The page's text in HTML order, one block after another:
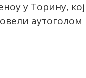
у Торину,
аутоголом